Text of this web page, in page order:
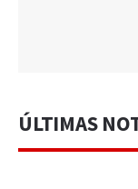
ÚLTIMAS